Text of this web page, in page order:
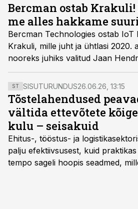
Bercman ostab
me alles hakkame
Bercman Technologies ostab IoT
Krakuli, mille juht ja ühtlasi 2020.
nooreks juhiks valitud Jaan
hakkab edaspidi istuma kahel
saab Murumetsast ka Bercmani
alles hakkames suuri asju
Murumets.
ST SISUTURUNDUS26.06.26, 13:15
Tõstelahendused
vältida ettevõtete
kulu – seisakuid
Ehitus-, tööstus- ja
palju efektiivsusest, kuid
tempo sageli hoopis seadmed,